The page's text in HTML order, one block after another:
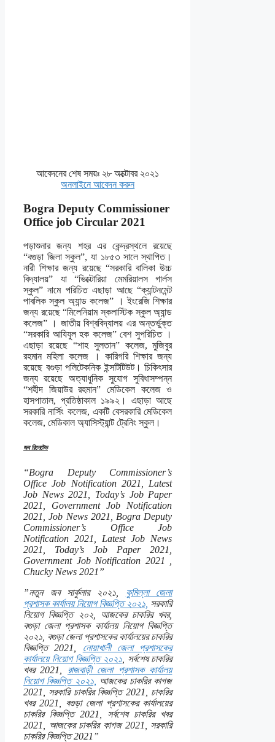
আবেদনের শেষ সময়ঃ ২৮ অক্টোবর ২০২১
অনলাইনে আবেদন করুন
Bogra Deputy Commissioner
Office job Circular 2021
পড়াশুনার জন্য শহর এর কেন্দ্রস্থলে রয়েছে
“বগুড়া জিলা স্কুল”, যা ১৮৫৩ সালে স্থাপিত।
নারী শিক্ষার জন্য রয়েছে “সরকারি বালিকা উচ্চ
বিদ্যালয়” যা “ভিক্টোরিয়া মেমরিয়ালস গার্লস
স্কুল” নামে পরিচিত এছাড়া আছে “ক্যান্টনমেন্ট
পাবলিক স্কুল অ্যান্ড কলেজ” । ইংরেজি শিক্ষার
জন্য রয়েছে “মিলেনিয়াম স্কলাস্টিক স্কুল অ্যান্ড
কলেজ” । জাতীয় বিশ্ববিদ্যালয় এর অন্তর্ভুক্ত
“সরকারি আযিযুল হক কলেজ” বেশ সুপরিচিত ।
এছাড়া রয়েছে “শাহ সুলতান” কলেজ, মুজিবুর
রহমান মহিলা কলেজ । কারিগরি শিক্ষার জন্য
রয়েছে বগুড়া পলিটেকনিক ইন্সটিটিউট। চিকিৎসার
জন্য রয়েছে অত্যাধুনিক সুযোগ সুবিধাসম্পন্ন
“শহীদ জিয়াউর রহমান” মেডিকেল কলেজ ও
হাসপাতাল, প্রতিষ্ঠাকাল ১৯৯২। এছাড়া আছে
সরকারি নার্সিং কলেজ, একটি বেসরকারি মেডিকেল
কলেজ, মেডিকাল অ্যাসিস্ট্যান্ট ট্রেনিং স্কুল।
জব রিলেটেড
“Bogra Deputy Commissioner’s
Office Job Notification 2021, Latest
Job News 2021, Today’s Job Paper
2021, Government Job Notification
2021, Job News 2021, Bogra Deputy
Commissioner’s Office Job
Notification 2021, Latest Job News
2021, Today’s Job Paper 2021,
Government Job Notification 2021 ,
Chucky News 2021”
”নতুন জব সার্কুলার ২০২১,
কুমিল্লা জেলা
প্রশাসক কার্যালয় নিয়োগ বিজ্ঞপ্তি ২০২১, সরকারি
নিয়োগ বিজ্ঞপ্তি ২০২, আজকের চাকরির খবর,
বগুড়া জেলা প্রশাসক কার্যালয় নিয়োগ বিজ্ঞপ্তি
২০২১, বগুড়া জেলা প্রশাসকের কার্যালয়ের চাকরির
বিজ্ঞপ্তি 2021, নোয়াখালী জেলা প্রশাসকের
কার্যালয়ে নিয়োগ বিজ্ঞপ্তি ২০২১, সর্বশেষ চাকরির
খবর 2021,
রাজবাড়ী জেলা প্রশাসক কার্যালয়
নিয়োগ বিজ্ঞপ্তি ২০২১,
আজকের চাকরির কাগজ
2021, সরকারি চাকরির বিজ্ঞপ্তি 2021, চাকরির
খবর 2021, বগুড়া জেলা প্রশাসকের কার্যালয়ের
চাকরির বিজ্ঞপ্তি 2021, সর্বশেষ চাকরির খবর
2021, আজকের চাকরির কাগজ 2021, সরকারি
চাকরির বিজ্ঞপ্তি 2021”